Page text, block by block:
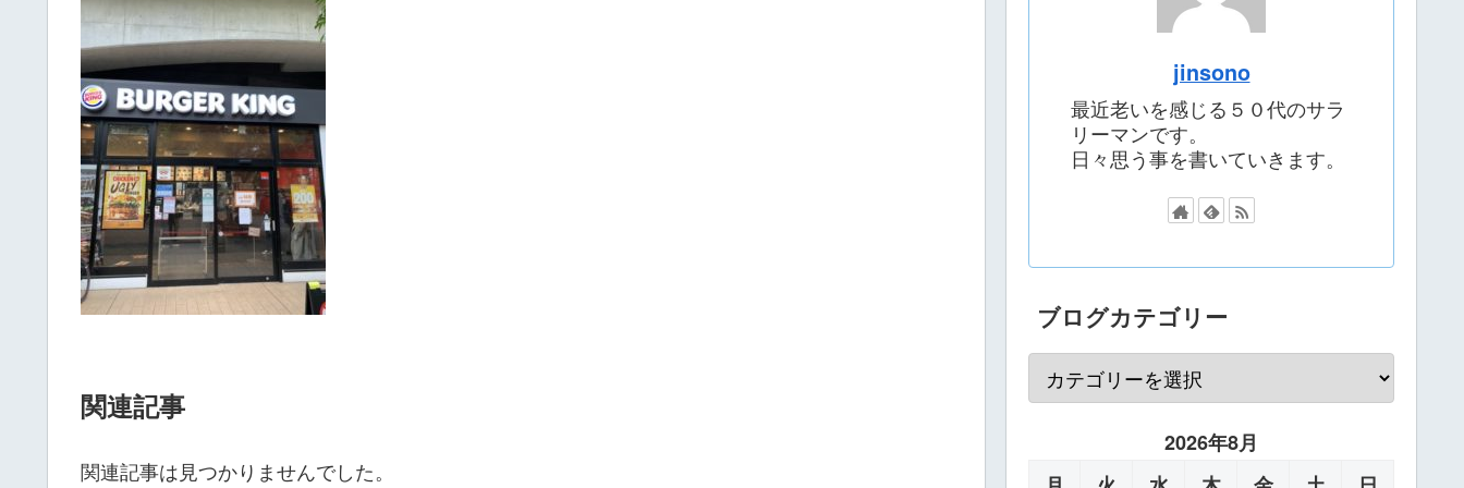
関連記事
関連記事は見つかりませんでした。
jinsono
最近老いを感じる５０代のサラ
リーマンです。
日々思う事を書いていきます。
ブログカテゴリー
2026年8月